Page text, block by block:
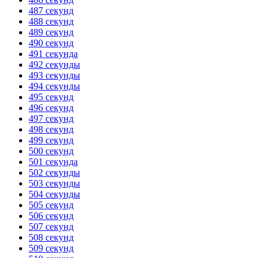
487 секунд
488 секунд
489 секунд
490 секунд
491 секунда
492 секунды
493 секунды
494 секунды
495 секунд
496 секунд
497 секунд
498 секунд
499 секунд
500 секунд
501 секунда
502 секунды
503 секунды
504 секунды
505 секунд
506 секунд
507 секунд
508 секунд
509 секунд